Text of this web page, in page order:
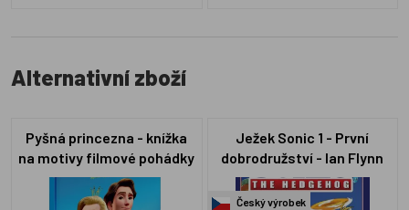
Alternativní zboží
Pyšná princezna - knížka
na motivy filmové pohádky
Ježek Sonic 1 - První
dobrodružství - Ian Flynn
Český výrobek